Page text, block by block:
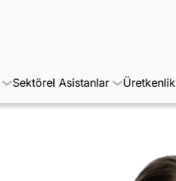
Sektörel Asistanlar Üretkenlik